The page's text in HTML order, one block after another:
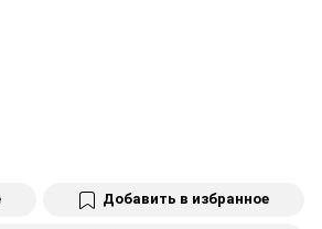
Добавить в избранное